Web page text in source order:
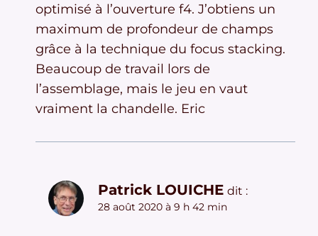
optimisé à l’ouverture f4. J’obtiens un
maximum de profondeur de champs
grâce à la technique du focus stacking.
Beaucoup de travail lors de
l’assemblage, mais le jeu en vaut
vraiment la chandelle. Eric
Patrick LOUICHE dit :
28 août 2020 à 9 h 42 min